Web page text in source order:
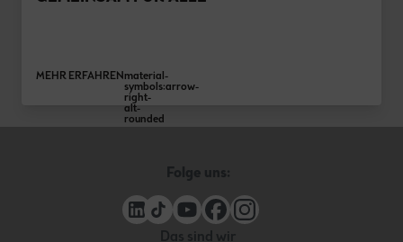
MEHR ERFAHREN material-
symbols:arrow-
right-
alt-
rounded
Folge uns:
Das sind wir